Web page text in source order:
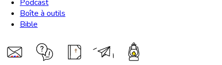
Podcast
Boîte à outils
Bible